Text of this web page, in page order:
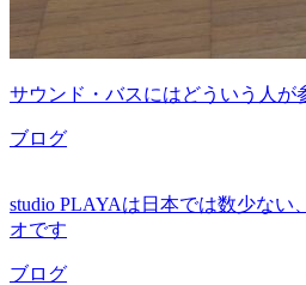
サウンド・バスにはどういう人が
ブログ
studio PLAYAは日本では数少ない
オです
ブログ